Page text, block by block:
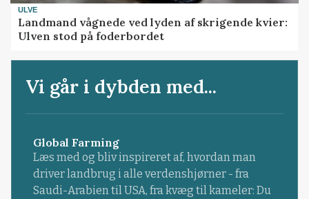
ULVE
Landmand vågnede ved lyden af skrigende kvier:
Ulven stod på foderbordet
Vi går i dybden med...
Global Farming
Læs med og bliv inspireret af, hvordan man
driver landbrug i alle verdenshjørner - fra
Saudi-Arabien til USA, fra kvæg til kameler: Du